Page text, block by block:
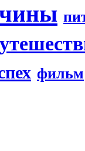
фильм